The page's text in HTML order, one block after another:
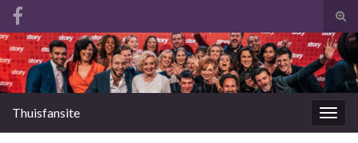
Search for:
Thuisfansite